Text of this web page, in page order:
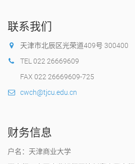
联系我们
天津市北辰区光荣道409号 300400
TEL 022 26669609
FAX 022 26669609-725
cwch@tjcu.edu.cn
财务信息
户名：天津商业大学